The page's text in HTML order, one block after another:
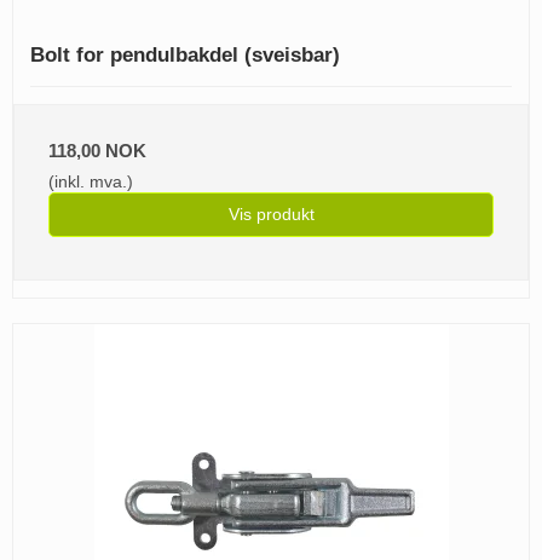
Bolt for pendulbakdel (sveisbar)
118,00 NOK
(inkl. mva.)
Vis produkt